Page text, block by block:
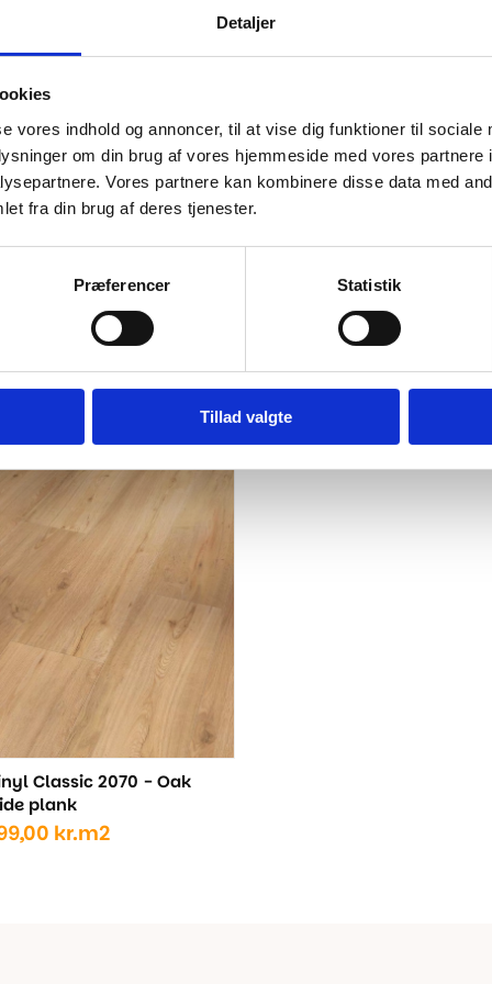
Detaljer
vores indhold og annoncer, til at vise dig funktioner til sociale
om din brug af vores hjemmeside med vores partnere
Vores partnere kan kombinere disse data med
fra din brug af deres tjenester.
Præferencer Statistik
Tillad valgte
Den
oprindelige
pris
Den
aktuelle
pris
struktur
Parador vinyl Classic 2070
440,00
Den
oprindelige
Den
aktuelle
Classic 2070 - Oak
plank
kr.m2